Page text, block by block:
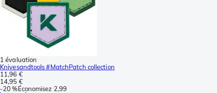
1 évaluation
Knivesandtools #MatchPatch collection
11,96 €
14,95 €
-20 %Économisez 2,99